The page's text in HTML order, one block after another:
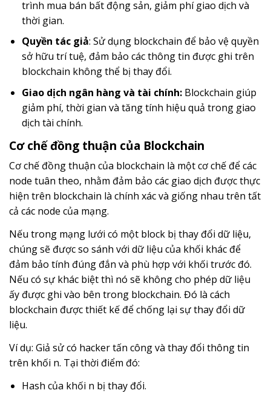
trình mua bán bất động sản, giảm phí giao dịch và
thời gian.
Quyền tác giả: Sử dụng blockchain để bảo vệ quyền
sở hữu trí tuệ, đảm bảo các thông tin được ghi trên
blockchain không thể bị thay đổi.
Giao dịch ngân hàng và tài chính:Blockchain giúp
giảm phí, thời gian và tăng tính hiệu quả trong giao
dịch tài chính.
Cơ chế đồng thuận của Blockchain
Cơ chế đồng thuận của blockchain là một cơ chế để các
node tuân theo, nhằm đảm bảo các giao dịch được thực
hiện trên blockchain là chính xác và giống nhau trên tất
cả các node của mạng.
Nếu trong mạng lưới có một block bị thay đổi dữ liệu,
chúng sẽ được so sánh với dữ liệu của khối khác để
đảm bảo tính đúng đắn và phù hợp với khối trước đó.
Nếu có sự khác biệt thì nó sẽ không cho phép dữ liệu
ấy được ghi vào bên trong blockchain. Đó là cách
blockchain được thiết kế để chống lại sự thay đổi dữ
liệu.
Ví dụ: Giả sử có hacker tấn công và thay đổi thông tin
trên khối n. Tại thời điểm đó:
Hash của khối n bị thay đổi.